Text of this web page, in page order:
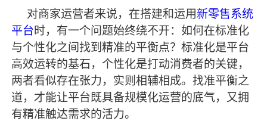
对商家运营者来说，在搭建和运用新零售系统
平台时，有一个问题始终绕不开：如何在标准化
与个性化之间找到精准的平衡点？标准化是平台
高效运转的基石，个性化是打动消费者的关键，
两者看似存在张力，实则相辅相成。找准平衡之
道，才能让平台既具备规模化运营的底气，又拥
有精准触达需求的活力。